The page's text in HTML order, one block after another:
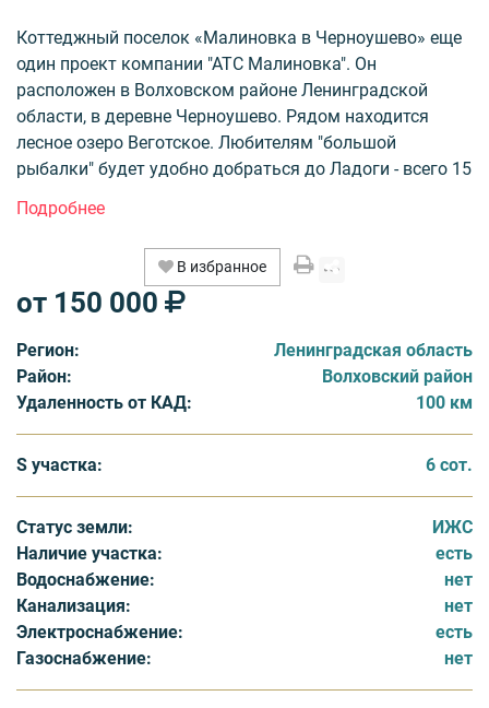
Коттеджный поселок «Малиновка в Черноушево» еще
один проект компании "АТС Малиновка". Он
расположен в Волховском районе Ленинградской
области, в деревне Черноушево. Рядом находится
лесное озеро Веготское. Любителям "большой
рыбалки" будет удобно добраться до Ладоги - всего 15
грибами, ягодами и дичью. В том же месте недалеко,
находится еще один дачный поселок Сюрья, в котором
также предлагаются к продаже земельные участки
для дачи. До КАД - 110 км.
Общая площадь поселка 6Га, количество участков 40.
Площадь земельных участков разнообразна и
варьируется от 6 до 12 соток. Статус участков ИЖС,
продажа осуществляется без подряда. Стоимость
земли составляет 25 000 рублей за сотку. Из
Инфраструктура поселка предусматривает
круглосуточную охрану территории, ограждение
территории поселка, наличие службы эксплуатации,
медпункт, детскую и спортивную площадки.
В избранное
от 150 000
Регион:
Ленинградская область
Район:
Волховский район
Удаленность от КАД:
100 км
S участка: 6 сот.
Статус земли:
ИЖС
Наличие участка:
есть
Водоснабжение:
нет
Канализация:
нет
Электроснабжение:
есть
Газоснабжение:
нет